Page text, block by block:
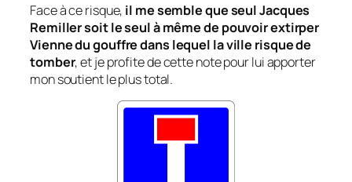
Face à ce risque, il me semble que seul Jacques
Remiller soit le seul à même de pouvoir extirper
Vienne du gouffre dans lequel la ville risque de
tomber, et je profite de cette note pour lui apporter
mon soutient le plus total.